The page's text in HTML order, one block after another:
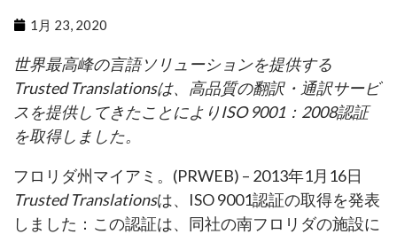
1月 23, 2020
世界最高峰の言語ソリューションを提供する
Trusted Translationsは、高品質の翻訳・通訳サービ
スを提供してきたことによりISO 9001：2008認証
を取得しました。
フロリダ州マイアミ。(PRWEB) – 2013年1月16日
Trusted Translationsは、ISO 9001認証の取得を発表
しました：この認証は、同社の南フロリダの施設に